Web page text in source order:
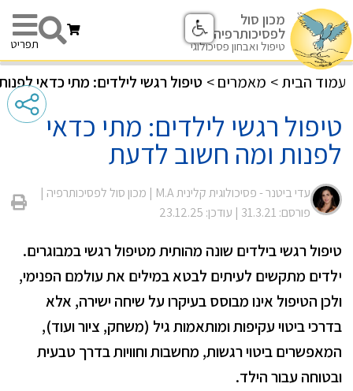
מכון סול
לפסיכותרפיה
טיפול ואבחון פסיכולוגי תפריט
טיפול רגשי לילדים: מתי כדאי > מאמרים > עמוד הבית
טיפול רגשי לילדים: מתי כדאי
לפנות ומה חשוב לדעת
עדי ביטנר - פסיכולוגית קלינית M.A | מכון סול לפסיכותרפיה |
פורסם: 31.3.21
| עודכן: 23.12.25
טיפול רגשי בילדים שונה מהותית מטיפול רגשי במבוגרים.
ילדים מתקשים לעיתים לבטא במילים את עולמם הפנימי,
ולכן הטיפול אינו מבוסס בעיקרו על שיחה ישירה, אלא
בדרכי ביטוי עקיפות ומותאמות גיל (משחק, ציור ועוד),
המאפשרים ביטוי רגשות, מחשבות וחוויות בדרך טבעית
ובטוחה עבור הילד.